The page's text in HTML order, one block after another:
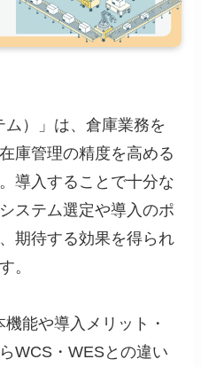
ム）」は、倉庫業務を
庫管理の精度を高める
導入することで十分な
ステム選定や導入のポ
期待する効果を得られ
。
能や導入メリット・
WCS・WESとの違い